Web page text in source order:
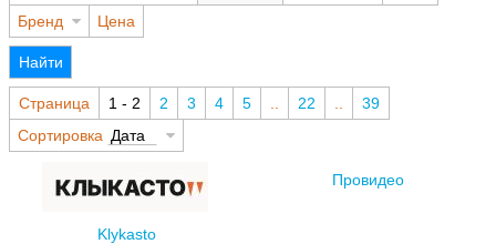
Бренд
Цена
Найти
Страница 1 - 2 2 3 4 5 22
39
Сортировка Дата
Klykasto
Провидео